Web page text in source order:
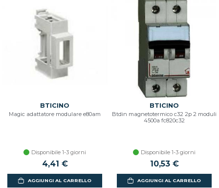
BTICINO
Magic adattatore modulare e80am
Disponibile 1-3 giorni
4,41 €
AGGIUNGI AL CARRELLO
BTICINO
Btdin magnetotermico c32 2p 2 moduli
4500a fc820c32
Disponibile 1-3 giorni
10,53 €
AGGIUNGI AL CARRELLO